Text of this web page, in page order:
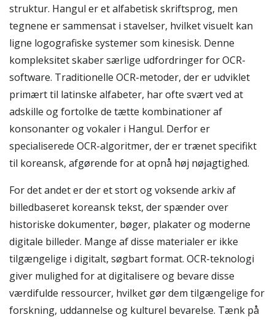
struktur. Hangul er et alfabetisk skriftsprog, men
tegnene er sammensat i stavelser, hvilket visuelt kan
ligne logografiske systemer som kinesisk. Denne
kompleksitet skaber særlige udfordringer for OCR-
software. Traditionelle OCR-metoder, der er udviklet
primært til latinske alfabeter, har ofte svært ved at
adskille og fortolke de tætte kombinationer af
konsonanter og vokaler i Hangul. Derfor er
specialiserede OCR-algoritmer, der er trænet specifikt
til koreansk, afgørende for at opnå høj nøjagtighed.
For det andet er der et stort og voksende arkiv af
billedbaseret koreansk tekst, der spænder over
historiske dokumenter, bøger, plakater og moderne
digitale billeder. Mange af disse materialer er ikke
tilgængelige i digitalt, søgbart format. OCR-teknologi
giver mulighed for at digitalisere og bevare disse
værdifulde ressourcer, hvilket gør dem tilgængelige for
forskning, uddannelse og kulturel bevarelse. Tænk på